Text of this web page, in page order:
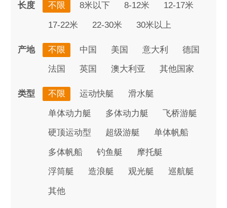
长度 不限 8米以下 8-12米 12-17米
17-22米 22-30米 30米以上
产地 不限 中国 美国 意大利 德国
法国 英国 澳大利亚 其他国家
类型 不限 运动快艇 滑水艇
单体动力艇 多体动力艇 飞桥游艇
硬顶运动型 超级游艇 单体帆船
多体帆船 钓鱼艇 摩托艇
浮筒艇 造浪艇 观光艇 巡航艇
其他